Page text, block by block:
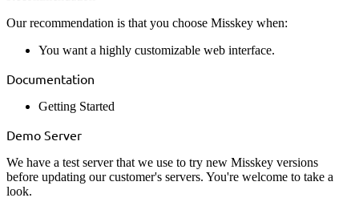
Our recommendation is that you choose Misskey when:
You want a highly customizable web interface.
Documentation
Getting Started
Demo Server
We have a test server that we use to try new Misskey versions
before updating our customer's servers. You're welcome to take a
look.